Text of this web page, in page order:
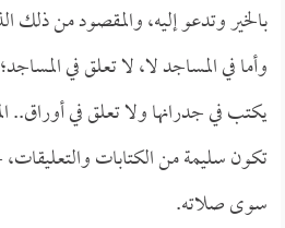
بالخير وتدعو إليه، والمقصود من
وأما في المساجد لا، لا تعلق في
يكتب في جدرانها ولا تعلق في أوراق..
تكون سليمة من الكتابات
سوى صلاته.